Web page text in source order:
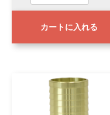
カートに入れる